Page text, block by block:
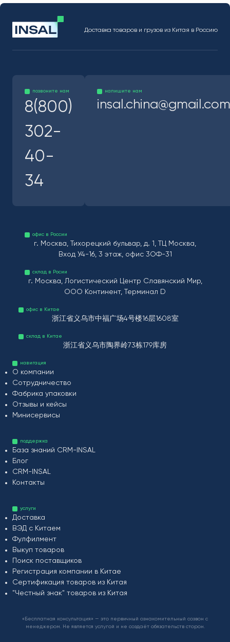
Доставка товаров и грузов из Китая в Россию
позвоните нам
8(800)
302-
40-
34
напишите нам
insal.china@gmail.com
офис в России
г. Москва, Тихорецкий бульвар, д. 1, ТЦ Москва,
Вход У4-16, 3 этаж, офис 3ОФ-31
склад в Росии
г. Москва, Логистический Центр Славянский Мир,
ООО Континент, Терминал D
офис в Китае
浙江省义乌市中福广场4号楼16层1608室
склад в Китае
浙江省义乌市陶界岭73栋179库房
навигация
О компании
Сотрудничество
Фабрика упаковки
Отзывы и кейсы
Минисервисы
поддержка
База знаний CRM-INSAL
Блог
CRM-INSAL
Контакты
услуги
Доставка
ВЭД с Китаем
Фулфилмент
Выкуп товаров
Поиск поставщиков
Регистрация компании в Китае
Сертификация товаров из Китая
"Честный знак" товаров из Китая
«Бесплатная консультация» — это первичный ознакомительный созвон с
менеджером. Не является услугой и не создаёт обязательств сторон.